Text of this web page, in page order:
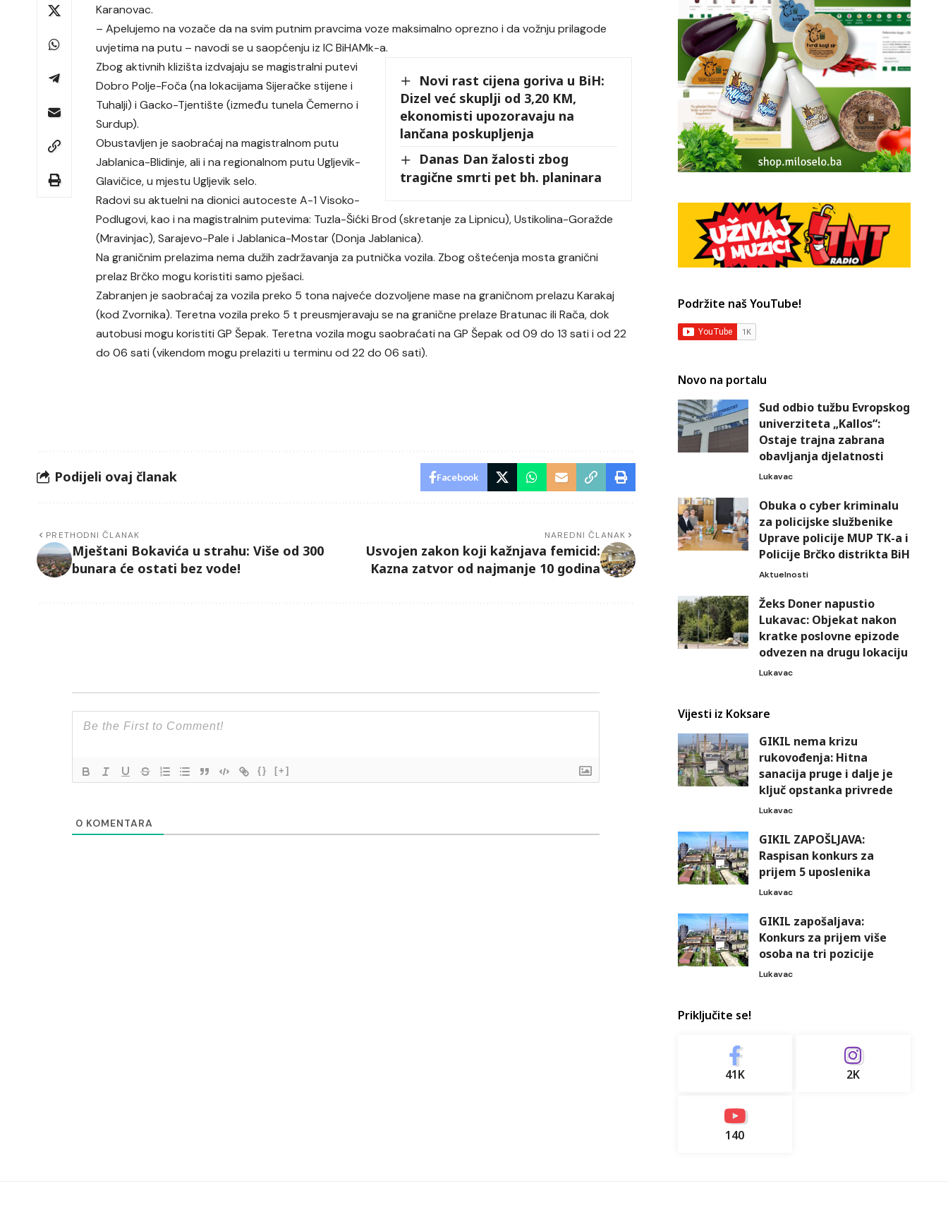
Karanovac.
– Apelujemo na vozače da na svim putnim pravcima voze maksimalno oprezno i da vožnju prilagode
uvjetima na putu – navodi se u saopćenju iz IC BiHAMk-a.
Novi rast cijena goriva u BiH:
Dizel već skuplji od 3,20 KM,
ekonomisti upozoravaju na
lančana poskupljenja
Danas Dan žalosti zbog
tragične smrti pet bh. planinara
Zbog aktivnih klizišta izdvajaju se magistralni putevi
Dobro Polje-Foča (na lokacijama Sijeračke stijene i
Tuhalji) i Gacko-Tjentište (između tunela Čemerno i
Surdup).
Obustavljen je saobraćaj na magistralnom putu
Jablanica-Blidinje, ali i na regionalnom putu Ugljevik-
Glavičice, u mjestu Ugljevik selo.
Radovi su aktuelni na dionici autoceste A-1 Visoko-
Podlugovi, kao i na magistralnim putevima: Tuzla-Šićki Brod (skretanje za Lipnicu), Ustikolina-Goražde
(Mravinjac), Sarajevo-Pale i Jablanica-Mostar (Donja Jablanica).
Na graničnim prelazima nema dužih zadržavanja za putnička vozila. Zbog oštećenja mosta granični
prelaz Brčko mogu koristiti samo pješaci.
Zabranjen je saobraćaj za vozila preko 5 tona najveće dozvoljene mase na graničnom prelazu Karakaj
(kod Zvornika). Teretna vozila preko 5 t preusmjeravaju se na granične prelaze Bratunac ili Rača, dok
autobusi mogu koristiti GP Šepak. Teretna vozila mogu saobraćati na GP Šepak od 09 do 13 sati i od 22
do 06 sati (vikendom mogu prelaziti u terminu od 22 do 06 sati).
Podijeli ovaj članak Facebook
PRETHODNI ČLANAK
Mještani Bokavića u strahu: Više od 300
bunara će ostati bez vode!
NAREDNI ČLANAK
Usvojen zakon koji kažnjava femicid:
Kazna zatvor od najmanje 10 godina
{} [+]
0 KOMENTARA
Podržite naš YouTube!
Novo na portalu
Sud odbio tužbu Evropskog
univerziteta „Kallos“:
Ostaje trajna zabrana
obavljanja djelatnosti
Lukavac
Obuka o cyber kriminalu
za policijske službenike
Uprave policije MUP TK-a i
Policije Brčko distrikta BiH
Aktuelnosti
Žeks Doner napustio
Lukavac: Objekat nakon
kratke poslovne epizode
odvezen na drugu lokaciju
Lukavac
Vijesti iz Koksare
GIKIL nema krizu
rukovođenja: Hitna
sanacija pruge i dalje je
ključ opstanka privrede
Lukavac
GIKIL ZAPOŠLJAVA:
Raspisan konkurs za
prijem 5 uposlenika
Lukavac
GIKIL zapošaljava:
Konkurs za prijem više
osoba na tri pozicije
Lukavac
Priključite se!
41K 2K
140